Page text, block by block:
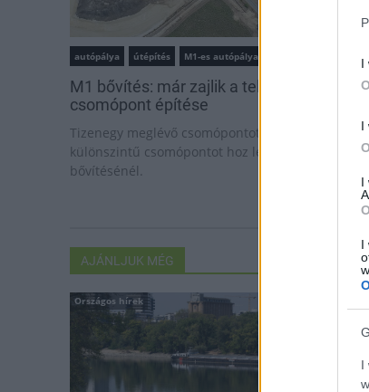
I
I
I
I
I
autópálya útépítés M1-es autópálya
M1 bővítés: már zajlik a teljesen új
csomópont építése
Tizenegy meglévő csomópontot korszerűsít és
különszintű csomópontot hoz létre az MKIF az
bővítésénél.
AJÁNLJUK MÉG
Országos hírek